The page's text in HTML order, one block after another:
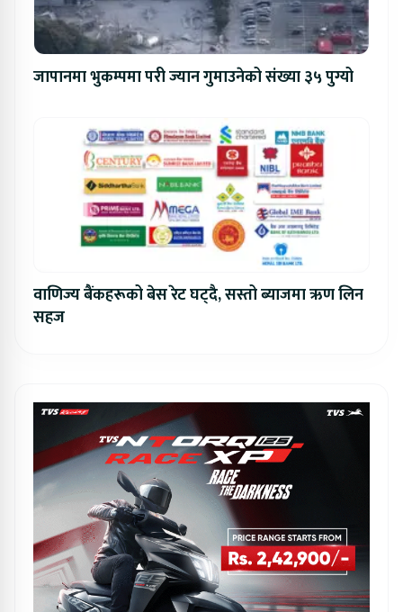
जापानमा भुकम्पमा परी ज्यान गुमाउनेको संख्या ३५ पुग्यो
वाणिज्य बैंकहरूको बेस रेट घट्दै, सस्तो ब्याजमा ऋण लिन
सहज